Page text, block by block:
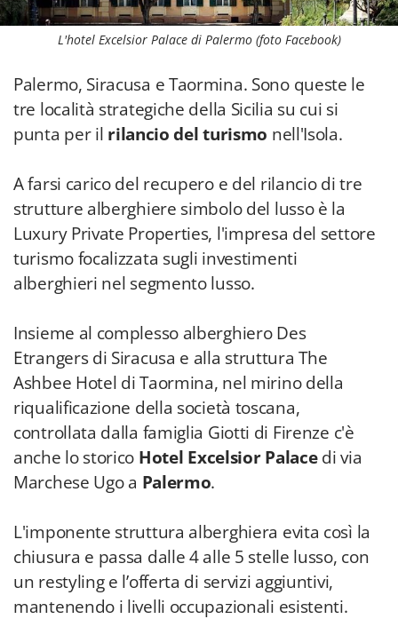
L'hotel Excelsior Palace di Palermo (foto Facebook)
Palermo, Siracusa e Taormina. Sono queste le
tre località strategiche della Sicilia su cui si
punta per il rilancio del turismo nell'Isola.
A farsi carico del recupero e del rilancio di tre
strutture alberghiere simbolo del lusso è la
Luxury Private Properties, l'impresa del settore
turismo focalizzata sugli investimenti
alberghieri nel segmento lusso.
Insieme al complesso alberghiero Des
Etrangers di Siracusa e alla struttura The
Ashbee Hotel di Taormina, nel mirino della
riqualificazione della società toscana,
controllata dalla famiglia Giotti di Firenze c'è
anche lo storico Hotel Excelsior Palacedi via
Marchese Ugo a Palermo.
L'imponente struttura alberghiera evita così la
chiusura e passa dalle 4 alle 5 stelle lusso, con
un restyling e l’offerta di servizi aggiuntivi,
mantenendo i livelli occupazionali esistenti.